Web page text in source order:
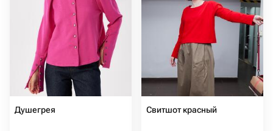
Душегрея Свитшот красный